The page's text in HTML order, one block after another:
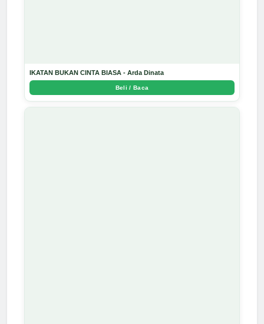
IKATAN BUKAN CINTA BIASA - Arda Dinata
Beli / Baca